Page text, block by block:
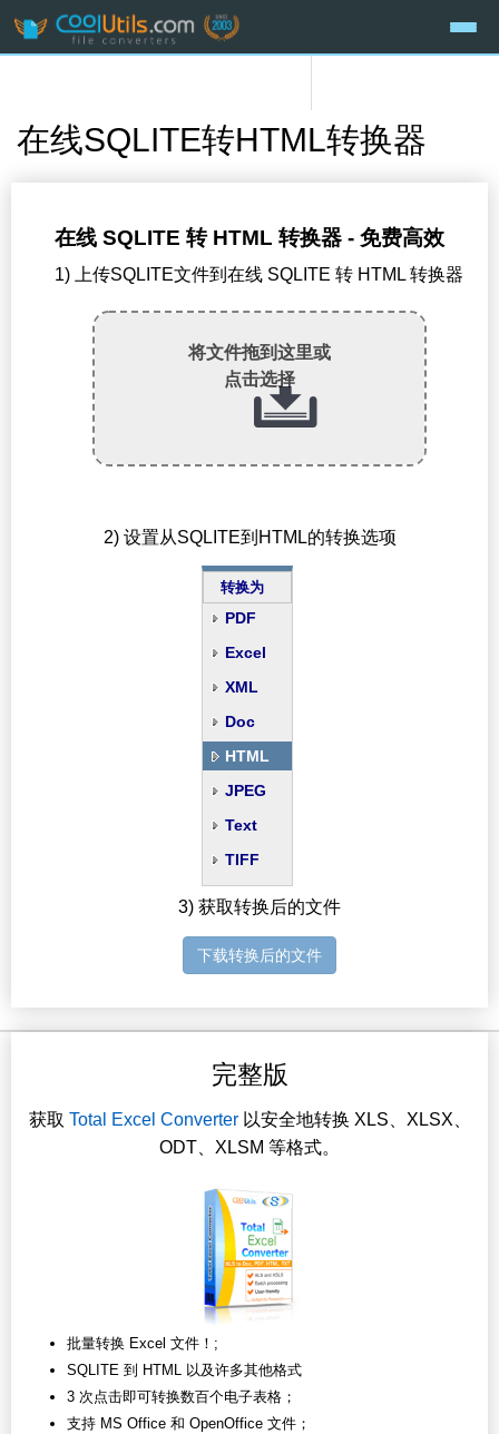
在线SQLITE转HTML转换器
在线 SQLITE 转 HTML 转换器 - 免费高效
1) 上传SQLITE文件到在线 SQLITE 转 HTML 转换器
将文件拖到这里或
点击选择
2) 设置从SQLITE到HTML的转换选项
转换为
PDF
Excel
XML
Doc
HTML
JPEG
Text
TIFF
3) 获取转换后的文件
下载转换后的文件
完整版
获取 Total Excel Converter以安全地转换 XLS、XLSX、
ODT、XLSM 等格式。
批量转换 Excel 文件！;
SQLITE 到 HTML 以及许多其他格式
3 次点击即可转换数百个电子表格；
支持 MS Office 和 OpenOffice 文件；